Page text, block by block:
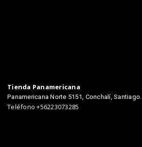
Tienda Panamericana
Panamericana Norte 5151, Conchalí, Santiago.
Teléfono +56223073285